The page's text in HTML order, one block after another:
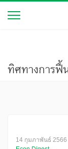
14 กุมภาพันธ์ 2566